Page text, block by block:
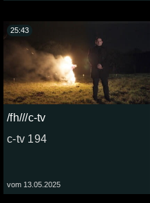
/fh///c-tv
c-tv 194
vom 13.05.2025
25:43